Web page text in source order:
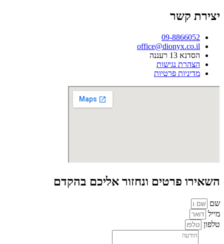
יצירת קשר
09-8866052
office@dionyx.co.il
הסדנא 13 רעננה
הצהרת נגישות
מדיניות פרטיות
השאירו פרטים ונחזור אליכם בהקדם
שם
מייל
טלפון